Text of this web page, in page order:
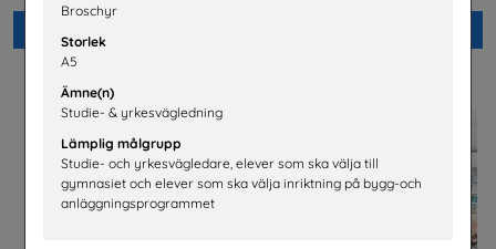
Broschyr
Storlek
A5
Ämne(n)
Studie- & yrkesvägledning
Lämplig målgrupp
Studie- och yrkesvägledare, elever som ska välja till
gymnasiet och elever som ska välja inriktning på bygg-och
anläggningsprogrammet